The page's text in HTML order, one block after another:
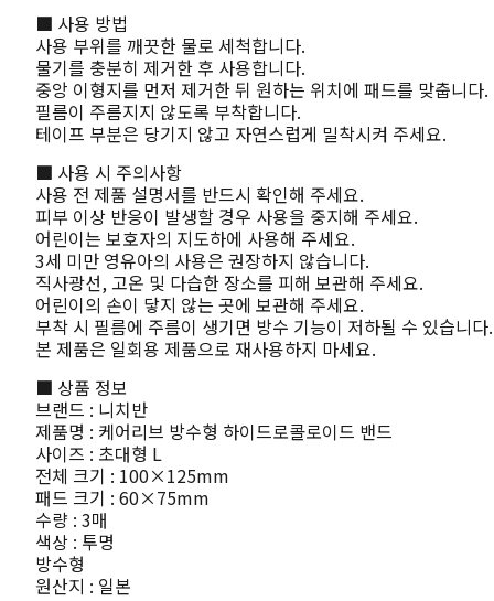
■ 사용 방법
사용 부위를 깨끗한 물로 세척합니다.
물기를 충분히 제거한 후 사용합니다.
중앙 이형지를 먼저 제거한 뒤 원하는 위치에 패드를 맞춥니다.
필름이 주름지지 않도록 부착합니다.
테이프 부분은 당기지 않고 자연스럽게 밀착시켜 주세요.
■ 사용 시 주의사항
사용 전 제품 설명서를 반드시 확인해 주세요.
피부 이상 반응이 발생할 경우 사용을 중지해 주세요.
어린이는 보호자의 지도하에 사용해 주세요.
3세 미만 영유아의 사용은 권장하지 않습니다.
직사광선, 고온 및 다습한 장소를 피해 보관해 주세요.
어린이의 손이 닿지 않는 곳에 보관해 주세요.
부착 시 필름에 주름이 생기면 방수 기능이 저하될 수 있습니다.
본 제품은 일회용 제품으로 재사용하지 마세요.
■ 상품 정보
브랜드 : 니치반
제품명 : 케어리브 방수형 하이드로콜로이드 밴드
사이즈 : 초대형 L
전체 크기 : 100×125mm
패드 크기 : 60×75mm
수량 : 3매
색상 : 투명
방수형
원산지 : 일본